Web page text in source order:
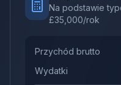
Na podstawie
£35,000/rok
Przychód brutto
Wydatki